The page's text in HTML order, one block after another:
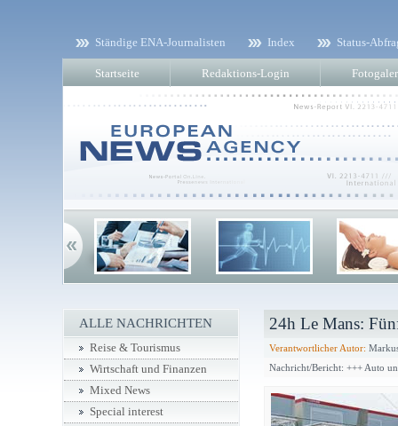
Ständige ENA-Journalisten Index Status-
Startseite Redaktions-Login
24h Le Mans:
Verantwortlicher Autor:
Nachricht/Bericht: +++ Auto
ALLE NACHRICHTEN
Reise & Tourismus
Wirtschaft und Finanzen
Mixed News
Special interest